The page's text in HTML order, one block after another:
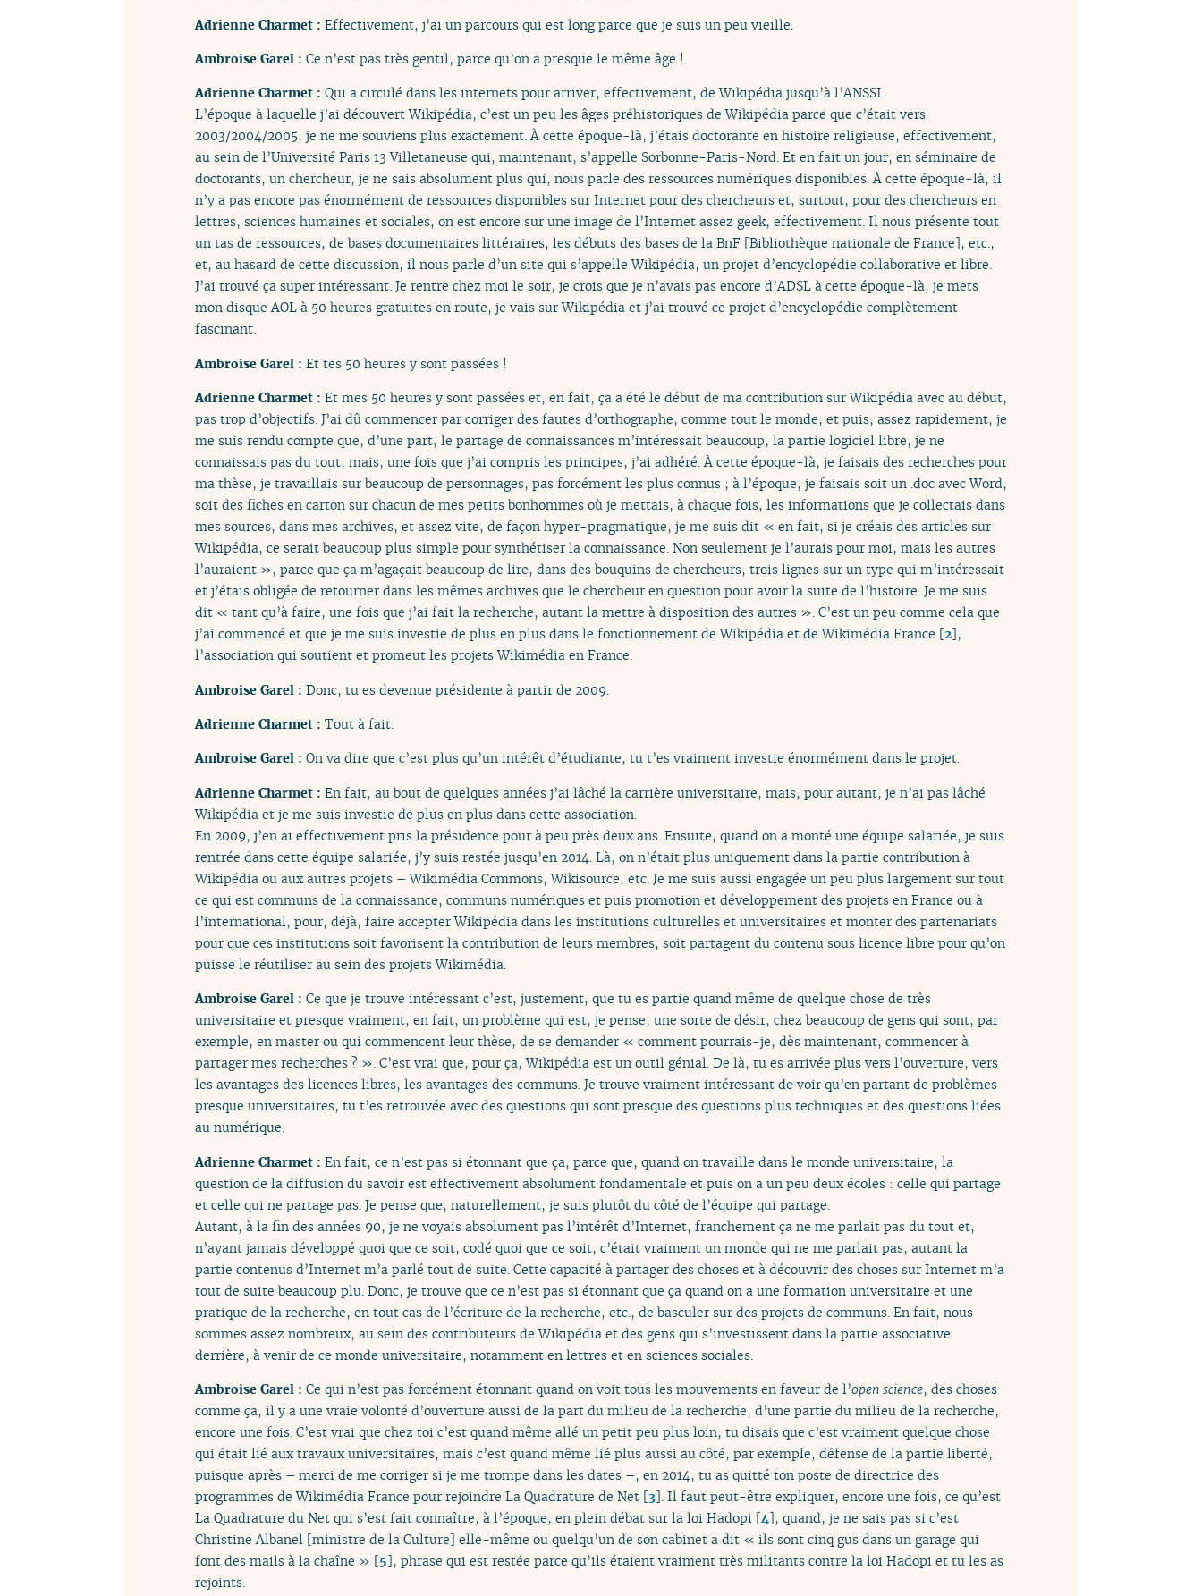
Adrienne Charmet : Effectivement, j’ai un parcours qui est long parce que je suis un peu vieille.
Ambroise Garel : Ce n’est pas très gentil, parce qu’on a presque le même âge !
Adrienne Charmet : Qui a circulé dans les internets pour arriver, effectivement, de Wikipédia jusqu’à l’ANSSI.
L’époque à laquelle j’ai découvert Wikipédia, c’est un peu les âges préhistoriques de Wikipédia parce que c’était vers
2003/2004/2005, je ne me souviens plus exactement. À cette époque-là, j’étais doctorante en histoire religieuse, effectivement,
au sein de l’Université Paris 13 Villetaneuse qui, maintenant, s’appelle Sorbonne-Paris-Nord. Et en fait un jour, en séminaire de
doctorants, un chercheur, je ne sais absolument plus qui, nous parle des ressources numériques disponibles. À cette époque-là, il
n’y a pas encore pas énormément de ressources disponibles sur Internet pour des chercheurs et, surtout, pour des chercheurs en
lettres, sciences humaines et sociales, on est encore sur une image de l’Internet assez geek, effectivement. Il nous présente tout
un tas de ressources, de bases documentaires littéraires, les débuts des bases de la BnF [Bibliothèque nationale de France], etc.,
et, au hasard de cette discussion, il nous parle d’un site qui s’appelle Wikipédia, un projet d’encyclopédie collaborative et libre.
J’ai trouvé ça super intéressant. Je rentre chez moi le soir, je crois que je n’avais pas encore d’ADSL à cette époque-là, je mets
mon disque AOL à 50 heures gratuites en route, je vais sur Wikipédia et j’ai trouvé ce projet d’encyclopédie complètement
fascinant.
Ambroise Garel : Et tes 50 heures y sont passées !
Adrienne Charmet : Et mes 50 heures y sont passées et, en fait, ça a été le début de ma contribution sur Wikipédia avec au début,
pas trop d’objectifs. J’ai dû commencer par corriger des fautes d’orthographe, comme tout le monde, et puis, assez rapidement, je
me suis rendu compte que, d’une part, le partage de connaissances m’intéressait beaucoup, la partie logiciel libre, je ne
connaissais pas du tout, mais, une fois que j’ai compris les principes, j’ai adhéré. À cette époque-là, je faisais des recherches pour
ma thèse, je travaillais sur beaucoup de personnages, pas forcément les plus connus ; à l’époque, je faisais soit un .doc avec Word,
soit des fiches en carton sur chacun de mes petits bonhommes où je mettais, à chaque fois, les informations que je collectais dans
mes sources, dans mes archives, et assez vite, de façon hyper-pragmatique, je me suis dit « en fait, si je créais des articles sur
Wikipédia, ce serait beaucoup plus simple pour synthétiser la connaissance. Non seulement je l’aurais pour moi, mais les autres
l’auraient », parce que ça m’agaçait beaucoup de lire, dans des bouquins de chercheurs, trois lignes sur un type qui m’intéressait
et j’étais obligée de retourner dans les mêmes archives que le chercheur en question pour avoir la suite de l’histoire. Je me suis
dit « tant qu’à faire, une fois que j’ai fait la recherche, autant la mettre à disposition des autres ». C’est un peu comme cela que
j’ai commencé et que je me suis investie de plus en plus dans le fonctionnement de Wikipédia et de Wikimédia France [2],
l’association qui soutient et promeut les projets Wikimédia en France.
Ambroise Garel : Donc, tu es devenue présidente à partir de 2009.
Adrienne Charmet : Tout à fait.
Ambroise Garel : On va dire que c’est plus qu’un intérêt d’étudiante, tu t’es vraiment investie énormément dans le projet.
Adrienne Charmet : En fait, au bout de quelques années j’ai lâché la carrière universitaire, mais, pour autant, je n’ai pas lâché
Wikipédia et je me suis investie de plus en plus dans cette association.
En 2009, j’en ai effectivement pris la présidence pour à peu près deux ans. Ensuite, quand on a monté une équipe salariée, je suis
rentrée dans cette équipe salariée, j’y suis restée jusqu’en 2014. Là, on n’était plus uniquement dans la partie contribution à
Wikipédia ou aux autres projets – Wikimédia Commons, Wikisource, etc. Je me suis aussi engagée un peu plus largement sur tout
ce qui est communs de la connaissance, communs numériques et puis promotion et développement des projets en France ou à
l’international, pour, déjà, faire accepter Wikipédia dans les institutions culturelles et universitaires et monter des partenariats
pour que ces institutions soit favorisent la contribution de leurs membres, soit partagent du contenu sous licence libre pour qu’on
puisse le réutiliser au sein des projets Wikimédia.
Ambroise Garel : Ce que je trouve intéressant c’est, justement, que tu es partie quand même de quelque chose de très
universitaire et presque vraiment, en fait, un problème qui est, je pense, une sorte de désir, chez beaucoup de gens qui sont, par
exemple, en master ou qui commencent leur thèse, de se demander « comment pourrais-je, dès maintenant, commencer à
partager mes recherches ? ». C’est vrai que, pour ça, Wikipédia est un outil génial. De là, tu es arrivée plus vers l’ouverture, vers
les avantages des licences libres, les avantages des communs. Je trouve vraiment intéressant de voir qu’en partant de problèmes
presque universitaires, tu t’es retrouvée avec des questions qui sont presque des questions plus techniques et des questions liées
au numérique.
Adrienne Charmet : En fait, ce n’est pas si étonnant que ça, parce que, quand on travaille dans le monde universitaire, la
question de la diffusion du savoir est effectivement absolument fondamentale et puis on a un peu deux écoles : celle qui partage
et celle qui ne partage pas. Je pense que, naturellement, je suis plutôt du côté de l’équipe qui partage.
Autant, à la fin des années 90, je ne voyais absolument pas l’intérêt d’Internet, franchement ça ne me parlait pas du tout et,
n’ayant jamais développé quoi que ce soit, codé quoi que ce soit, c’était vraiment un monde qui ne me parlait pas, autant la
partie contenus d’Internet m’a parlé tout de suite. Cette capacité à partager des choses et à découvrir des choses sur Internet m’a
tout de suite beaucoup plu. Donc, je trouve que ce n’est pas si étonnant que ça quand on a une formation universitaire et une
pratique de la recherche, en tout cas de l’écriture de la recherche, etc., de basculer sur des projets de communs. En fait, nous
sommes assez nombreux, au sein des contributeurs de Wikipédia et des gens qui s’investissent dans la partie associative
derrière, à venir de ce monde universitaire, notamment en lettres et en sciences sociales.
Ambroise Garel : Ce qui n’est pas forcément étonnant quand on voit tous les mouvements en faveur de l’open science, des choses
comme ça, il y a une vraie volonté d’ouverture aussi de la part du milieu de la recherche, d’une partie du milieu de la recherche,
encore une fois. C’est vrai que chez toi c’est quand même allé un petit peu plus loin, tu disais que c’est vraiment quelque chose
qui était lié aux travaux universitaires, mais c’est quand même lié plus aussi au côté, par exemple, défense de la partie liberté,
puisque après – merci de me corriger si je me trompe dans les dates –, en 2014, tu as quitté ton poste de directrice des
programmes de Wikimédia France pour rejoindre La Quadrature de Net [3]. Il faut peut-être expliquer, encore une fois, ce qu’est
La Quadrature du Net qui s’est fait connaître, à l’époque, en plein débat sur la loi Hadopi [4], quand, je ne sais pas si c’est
Christine Albanel [ministre de la Culture] elle-même ou quelqu’un de son cabinet a dit « ils sont cinq gus dans un garage qui
font des mails à la chaîne » [5], phrase qui est restée parce qu’ils étaient vraiment très militants contre la loi Hadopi et tu les as
rejoints.